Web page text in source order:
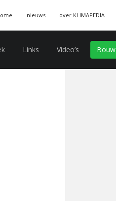
nieuws over KLIMAPEDIA
Links Video’s